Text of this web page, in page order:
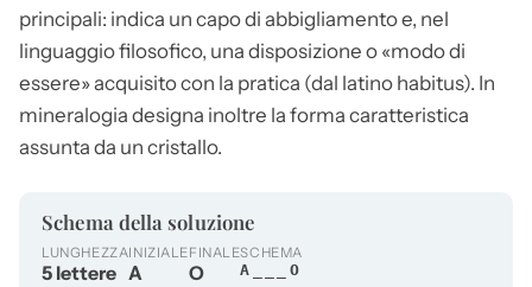
principali: indica un capo di abbigliamento e, nel
linguaggio filosofico, una disposizione o «modo di
essere» acquisito con la pratica (dal latino habitus). In
mineralogia designa inoltre la forma caratteristica
assunta da un cristallo.
Schema della soluzione
LUNGHEZZA
5 lettere
INIZIALE
A
FINALE
O
SCHEMA
A___O